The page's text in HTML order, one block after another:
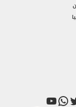
واتساب
يوتيوب